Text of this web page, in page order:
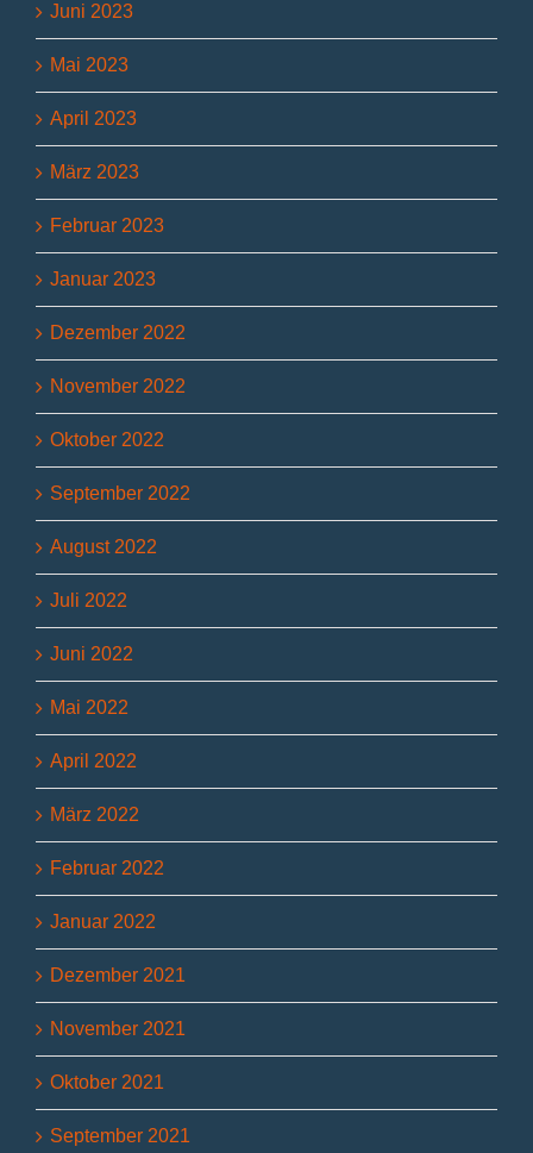
Juni 2023
Mai 2023
April 2023
März 2023
Februar 2023
Januar 2023
Dezember 2022
November 2022
Oktober 2022
September 2022
August 2022
Juli 2022
Juni 2022
Mai 2022
April 2022
März 2022
Februar 2022
Januar 2022
Dezember 2021
November 2021
Oktober 2021
September 2021